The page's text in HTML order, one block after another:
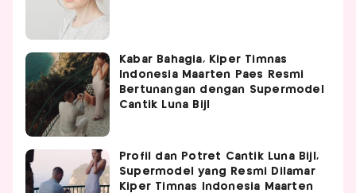
Kabar Bahagia, Kiper Timnas
Indonesia Maarten Paes Resmi
Bertunangan dengan Supermodel
Cantik Luna Bijl
Profil dan Potret Cantik Luna Bijl,
Supermodel yang Resmi Dilamar
Kiper Timnas Indonesia Maarten